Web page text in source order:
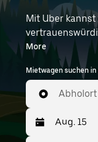
Mit Uber
durchstöbern.
von Mazda für
tägliche
Stil priorisierst:
deinen Wünschen
und
Airport) ein, um
More
Mietwagen suchen
Abholort